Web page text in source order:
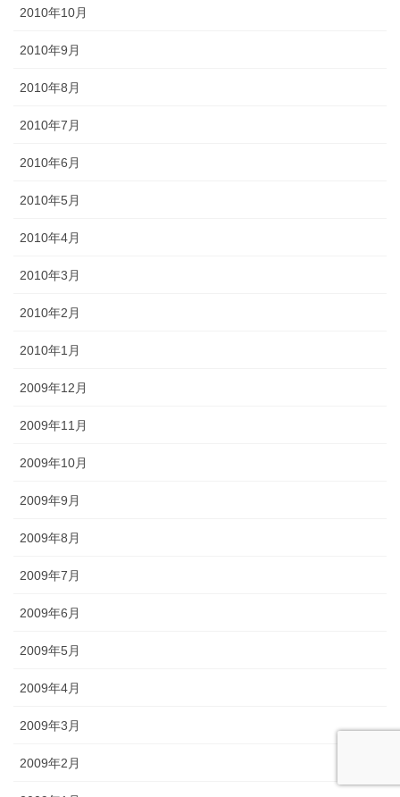
2010年10月
2010年9月
2010年8月
2010年7月
2010年6月
2010年5月
2010年4月
2010年3月
2010年2月
2010年1月
2009年12月
2009年11月
2009年10月
2009年9月
2009年8月
2009年7月
2009年6月
2009年5月
2009年4月
2009年3月
2009年2月